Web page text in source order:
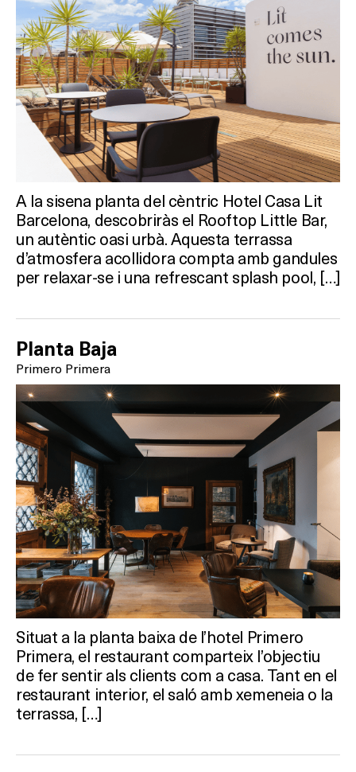
A la sisena planta del cèntric Hotel Casa Lit
Barcelona, descobriràs el Rooftop Little Bar,
un autèntic oasi urbà. Aquesta terrassa
d’atmosfera acollidora compta amb gandules
per relaxar-se i una refrescant splash pool, […]
Planta Baja
Primero Primera
Situat a la planta baixa de l’hotel Primero
Primera, el restaurant comparteix l’objectiu
de fer sentir als clients com a casa. Tant en el
restaurant interior, el saló amb xemeneia o la
terrassa, […]